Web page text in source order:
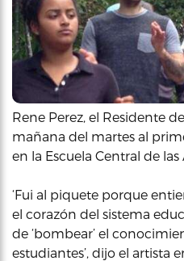
Rene Perez, el Residente
mañana del martes al
en la Escuela Central de
‘Fui al piquete porque
el corazón del sistema
de ‘bombear’ el
estudiantes’, dijo el artista